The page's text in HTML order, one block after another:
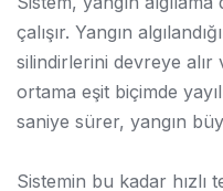
çalışır. Yangın
silindirlerini devreye alır
ortama eşit biçimde
saniye sürer, yangın
Sistemin bu kadar hızlı